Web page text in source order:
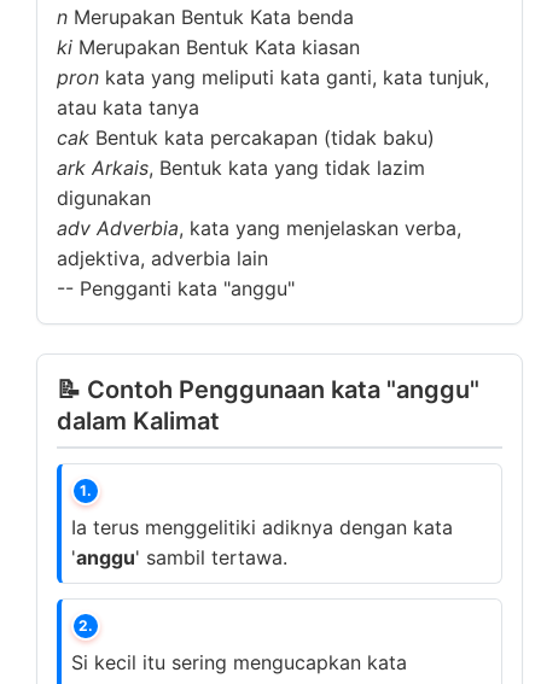
n Merupakan Bentuk Kata benda
ki Merupakan Bentuk Kata kiasan
pron kata yang meliputi kata ganti, kata tunjuk,
atau kata tanya
cak Bentuk kata percakapan (tidak baku)
ark Arkais, Bentuk kata yang tidak lazim
digunakan
adv Adverbia, kata yang menjelaskan verba,
adjektiva, adverbia lain
-- Pengganti kata "anggu"
📝 Contoh Penggunaan kata "anggu"
dalam Kalimat
1.
Ia terus menggelitiki adiknya dengan kata
'anggu' sambil tertawa.
2.
Si kecil itu sering mengucapkan kata